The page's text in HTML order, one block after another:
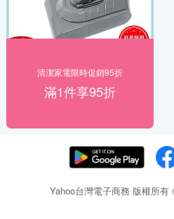
清潔家電限時促銷95折
滿1件享95折
Yahoo台灣電子商務 版權所